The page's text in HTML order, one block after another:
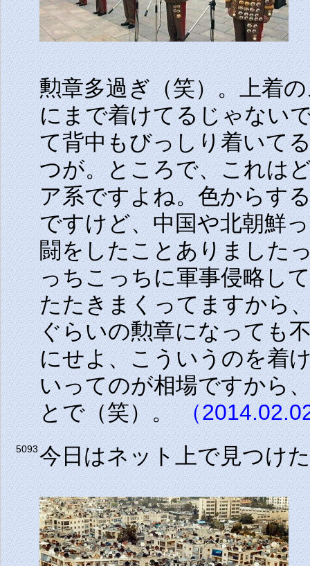
勲章多過ぎ（笑）。上着
にまで着けてるじゃない
て背中もびっしり着いて
つが。ところで、これは
ア系ですよね。色からす
ですけど、中国や北朝鮮
闘をしたことありました
っちこっちに軍事侵略し
たたきまくってますから
ぐらいの勲章になっても
にせよ、こういうのを着
いってのが相場ですから
とで（笑）。（
5093今日はネット上で見つけ